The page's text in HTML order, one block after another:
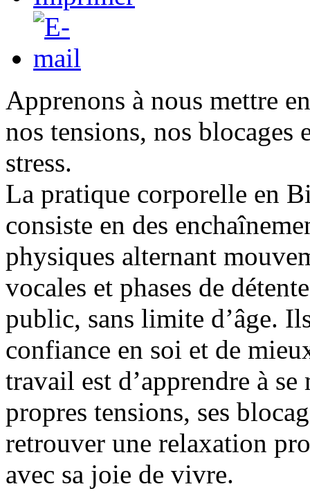
Apprenons à nous mettre
nos tensions, nos blocages
stress.
La pratique corporelle en
consiste en des
physiques alternant
vocales et phases de
public, sans limite d’âge.
confiance en soi et de
travail est d’apprendre à
propres tensions, ses
retrouver une relaxation
avec sa joie de vivre.